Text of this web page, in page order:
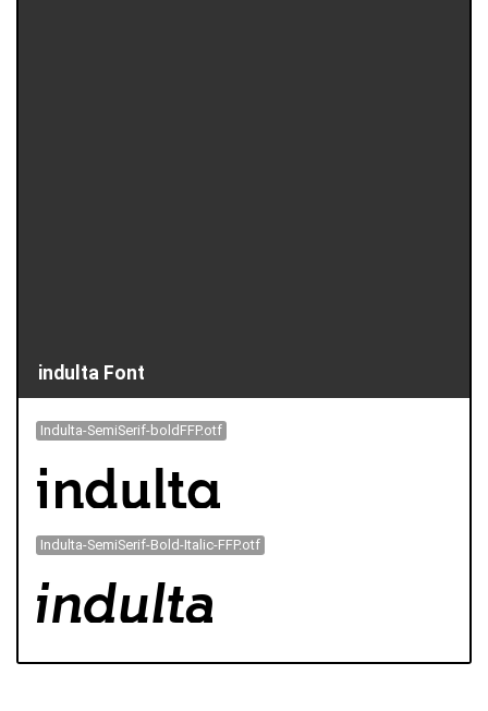
indulta Font
Indulta-SemiSerif-boldFFP.otf
Indulta-SemiSerif-Bold-Italic-FFP.otf